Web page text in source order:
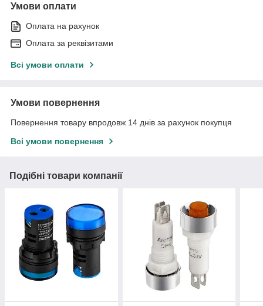
Умови оплати
Оплата на рахунок
Оплата за реквізитами
Всі умови оплати
Умови повернення
Повернення товару впродовж 14 днів за рахунок покупця
Всі умови повернення
Подібні товари компанії